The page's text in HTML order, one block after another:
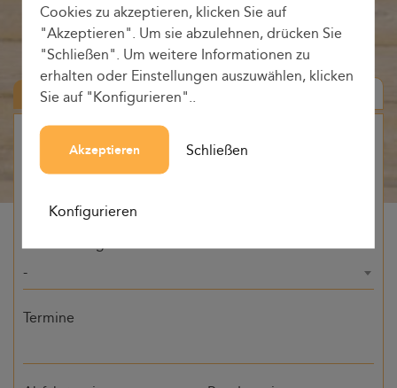
Hin-und Rückfahrt
Herkunft
-
Termine
Cookies zu akzeptieren, klicken Sie auf
"Akzeptieren". Um sie abzulehnen, drücken Sie
"Schließen". Um weitere Informationen zu
erhalten oder Einstellungen auszuwählen, klicken
Sie auf "Konfigurieren"..
Akzeptieren Schließen
Konfigurieren